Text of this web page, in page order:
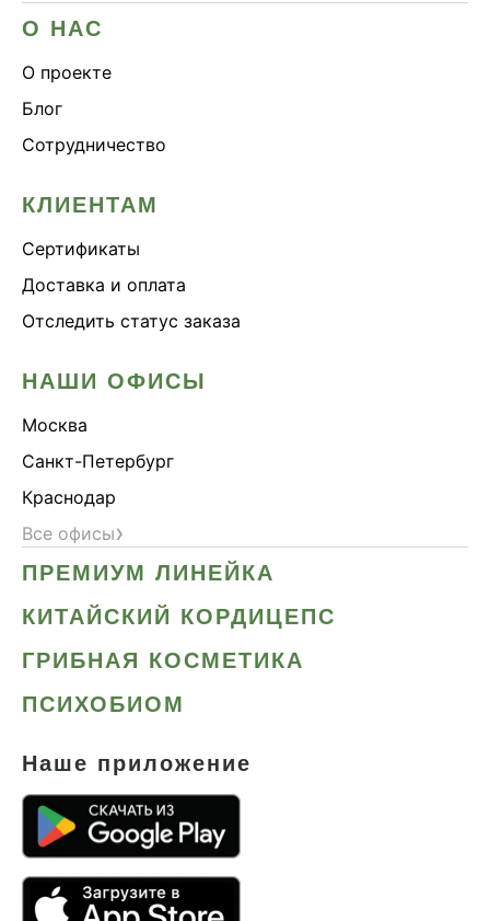
О НАС
О проекте
Блог
Сотрудничество
КЛИЕНТАМ
Сертификаты
Доставка и оплата
Отследить статус заказа
НАШИ ОФИСЫ
Москва
Санкт-Петербург
Краснодар
Все офисы›
ПРЕМИУМ ЛИНЕЙКА
КИТАЙСКИЙ КОРДИЦЕПС
ГРИБНАЯ КОСМЕТИКА
ПСИХОБИОМ
Наше приложение